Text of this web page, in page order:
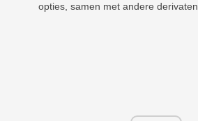
opties, samen met andere derivaten.